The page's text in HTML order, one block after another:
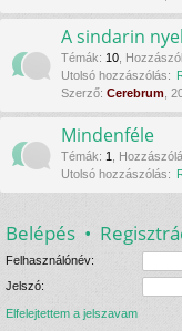
A sindarin
Témák: 10
Utolsó hozzászólás:
Szerző: Cerebrum ,
Mindenféle
Témák: 1
Utolsó hozzászólás:
Belépés •
Felhasználónév:
Jelszó:
Elfelejtettem a jelszavam